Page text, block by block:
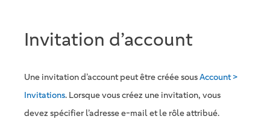
Invitation d’account
Une invitation d’account peut être créée sousAccount >
Invitations. Lorsque vous créez une invitation, vous
devez spécifier l’adresse e-mail et le rôle attribué.